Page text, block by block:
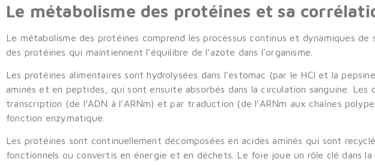
Le métabolisme des protéines et sa
Le métabolisme des protéines comprend les processus continus et dynamiques
des protéines qui maintiennent l’équilibre de l’azote dans l’organisme.
Les protéines alimentaires sont hydrolysées dans l’estomac (par le HCl et la
aminés et en peptides, qui sont ensuite absorbés dans la circulation sanguine.
transcription (de l’ADN à l’ARNm) et par traduction (de l’ARNm aux chaînes
fonction enzymatique.
Les protéines sont continuellement décomposées en acides aminés qui sont
fonctionnels ou convertis en énergie et en déchets. Le foie joue un rôle clé dans la